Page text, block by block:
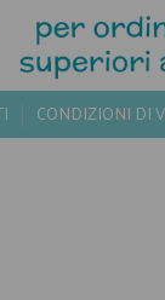
CONDIZIONI DI